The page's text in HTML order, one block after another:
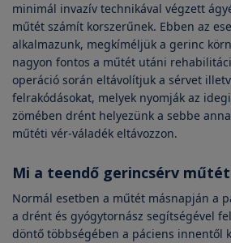
minimál invazív technikával végzett
műtét számít korszerűnek. Ebben az
alkalmazunk, megkíméljük a gerinc
nagyon fontos a műtét utáni
operáció során eltávolítjuk a sérvet
felrakódásokat, melyek nyomják az
zömében drént helyezünk a sebbe
műtéti vér-váladék eltávozzon.
Mi a teendő gerincsérv
Normál esetben a műtét másnapján a
a drént és gyógytornász segítségével
döntő többségében a páciens innentől